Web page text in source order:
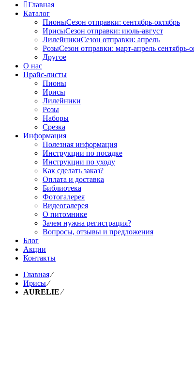
Главная
Каталог
ПионыСезон отправки: сентябрь-октябрь
ИрисыСезон отправки: июль-август
ЛилейникиСезон отправки: апрель
РозыСезон отправки: март-апрель сентябрь-
Другое
О нас
Прайс-листы
Пионы
Ирисы
Лилейники
Розы
Наборы
Срезка
Информация
Полезная информация
Инструкции по посадке
Инструкции по уходу
Как сделать заказ?
Оплата и доставка
Библиотека
Фотогалерея
Видеогалерея
О питомнике
Зачем нужна регистрация?
Вопросы, отзывы и предложения
Блог
Акции
Контакты
Главная⁄
Ирисы⁄
AURELIE⁄